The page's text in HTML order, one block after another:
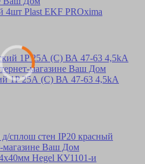
4шт Plast EKF PROxima
1P 25А (C) ВА 47-63 4,5kA
Hegel КУ1101-и